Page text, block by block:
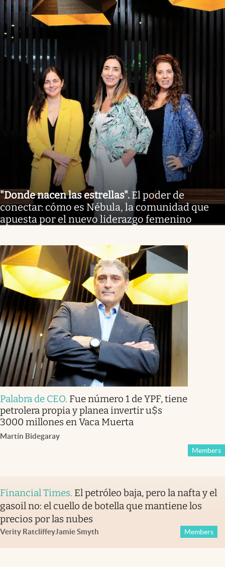
"Donde nacen las estrellas". El poder de
conectar: cómo es Nébula, la comunidad que
apuesta por el nuevo liderazgo femenino
Palabra de CEO. Fue número 1 de YPF, tiene
petrolera propia y planea invertir u$s
3000 millones en Vaca Muerta
Martín Bidegaray
Members
Financial Times. El petróleo baja, pero la nafta y el
gasoil no: el cuello de botella que mantiene los
precios por las nubes
Verity RatcliffeyJamie Smyth Members